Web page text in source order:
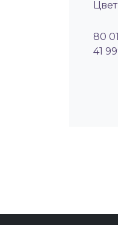
Цвет
80
41